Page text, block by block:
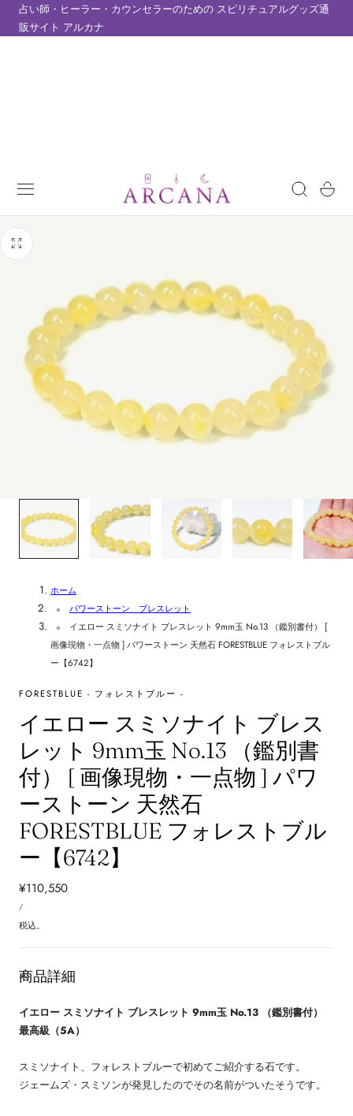
ツにスキップ
占い師・ヒーラー・カウンセラーのための スピリチュアルグッズ通
販サイト アルカナ
ー
ホーム
パワーストーン ブレスレット
イエロー スミソナイト ブレスレット 9mm玉 No.13 （鑑別書付） [
画像現物・一点物 ] パワーストーン 天然石 FORESTBLUE フォレストブル
ー【6742】
FORESTBLUE - フォレストブルー -
イエロー スミソナイト ブレス
レット 9mm玉 No.13 （鑑別書
付） [ 画像現物・一点物 ] パワ
ーストーン 天然石
FORESTBLUE フォレストブル
ー【6742】
通
常
価
¥110,550
単
価/あ
り
税込。
商品詳細
イエロー スミソナイト ブレスレット 9mm玉 No.13 （鑑別書付）
最高級（5A）
スミソナイト、フォレストブルーで初めてご紹介する石です。
ジェームズ・スミソンが発見したのでその名前がついたそうです。